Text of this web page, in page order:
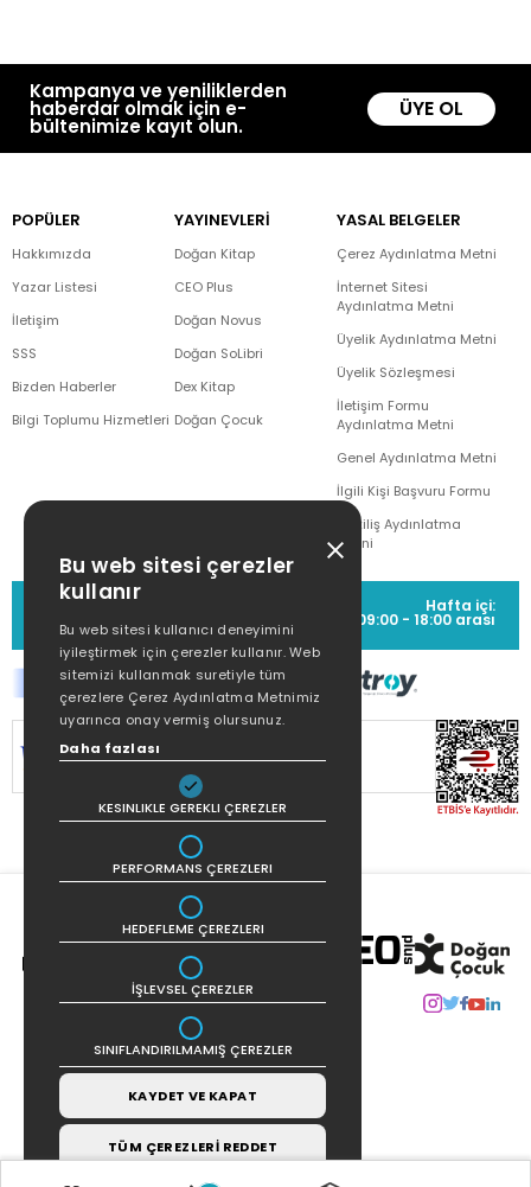
Kampanya ve yeniliklerden
haberdar olmak için e-
bültenimize kayıt olun.
ÜYE OL
POPÜLER
Hakkımızda
Yazar Listesi
İletişim
SSS
Bizden Haberler
Bilgi Toplumu Hizmetleri
YAYINEVLERİ
Doğan Kitap
CEO Plus
Doğan Novus
Doğan SoLibri
Dex Kitap
Doğan Çocuk
YASAL BELGELER
Çerez Aydınlatma Metni
İnternet Sitesi
Aydınlatma Metni
Üyelik Aydınlatma Metni
Üyelik Sözleşmesi
İletişim Formu
Aydınlatma Metni
Genel Aydınlatma Metni
İlgili Kişi Başvuru Formu
Çekiliş Aydınlatma
Metni
MÜŞTERİ HİZMETLERİ
(0212) 373 77 00
Hafta içi:
09:00 - 18:00 arası
SİTEMİZ
KORUNMAKTADIR.
Bu web sitesi çerezler
kullanır
Bu web sitesi kullanıcı deneyimini
iyileştirmek için çerezler kullanır. Web
sitemizi kullanmak suretiyle tüm
çerezlere Çerez Aydınlatma Metnimiz
uyarınca onay vermiş olursunuz.
Daha fazlası
KESINLIKLE GEREKLI ÇEREZLER
PERFORMANS ÇEREZLERI
HEDEFLEME ÇEREZLERI
İŞLEVSEL ÇEREZLER
SINIFLANDIRILMAMIŞ ÇEREZLER
KAYDET VE KAPAT
TÜM ÇEREZLERİ REDDET